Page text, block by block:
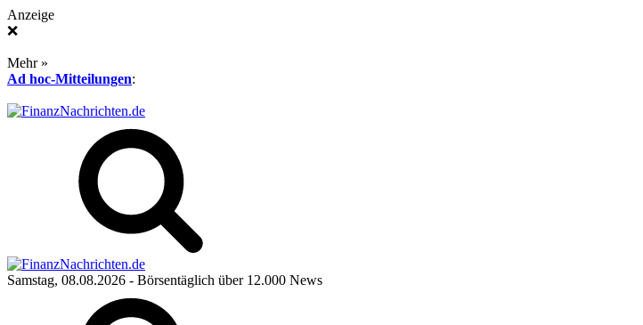
Anzeige
❌
Mehr »
Ad hoc-Mitteilungen:
Samstag, 08.08.2026 - Börsentäglich über 12.000 News